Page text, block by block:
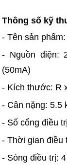
Thông số kỹ
- Tên sản
- Nguồn điện:
(50mA)
- Kích thước: R
- Cân nặng: 5.5
- Số cổng điều
- Thời gian điều
- Sóng điều trị: